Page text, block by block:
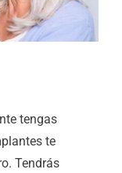
tengas
te
Tendrás